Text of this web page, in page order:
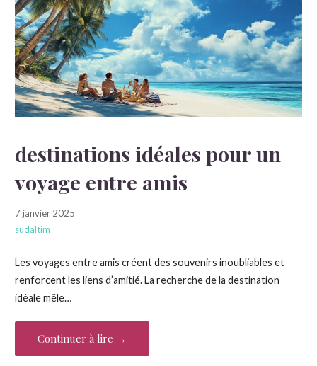
destinations idéales pour un
voyage entre amis
7 janvier 2025
sudaltim
Les voyages entre amis créent des souvenirs inoubliables et
renforcent les liens d’amitié. La recherche de la destination
idéale mêle…
Continuer à lire →